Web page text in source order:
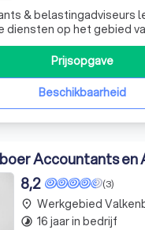
& belastingadviseurs
diensten op het gebied
In die tijd zijn we
kantoor met
zelfstandige
Beschikbaarheid
Prijsopgave
Accountants en
(3)
8,2
place Werkgebied
timelapse 16 jaar in bedrijf